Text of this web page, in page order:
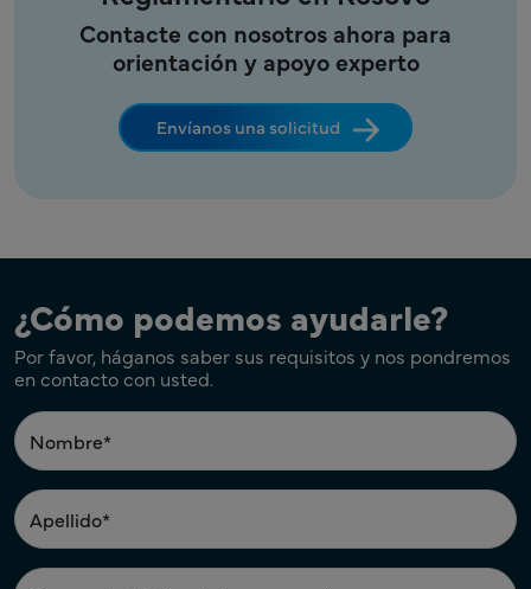
Contacte con nosotros ahora para
orientación y apoyo experto
Envíanos una solicitud
¿Cómo podemos ayudarle?
Por favor, háganos saber sus requisitos y nos pondremos
en contacto con usted.